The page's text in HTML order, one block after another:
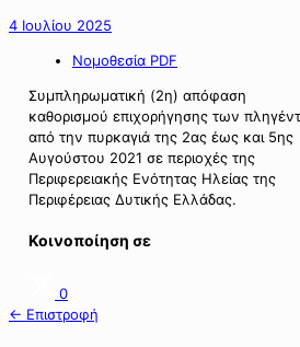
4 Ιουλίου 2025
Νομοθεσία PDF
Συμπληρωματική (2η) απόφαση
καθορισμού επιχορήγησης των
από την πυρκαγιά της 2ας έως και 5ης
Αυγούστου 2021 σε περιοχές της
Περιφερειακής Ενότητας Ηλείας της
Περιφέρειας Δυτικής Ελλάδας.
Κοινοποίηση σε
0
← Επιστροφή